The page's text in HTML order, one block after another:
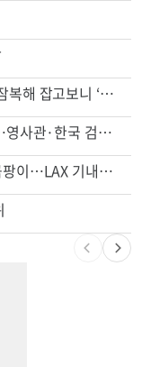
신호위반 후 달아난 배달기사…경찰 잠복해 잡고보니 ‘반전’
한인 노린 860만불 보이스피싱 덜미…영사관·한국 검찰 사칭